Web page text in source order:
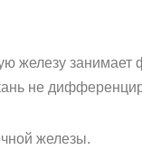
занимает
не
железы.